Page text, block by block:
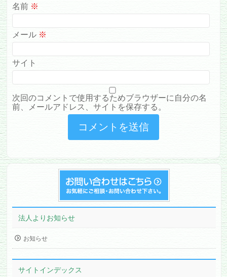
名前 ※
メール ※
サイト
次回のコメントで使用するためブラウザーに自分の名
前、メールアドレス、サイトを保存する。
法人よりお知らせ
お知らせ
サイトインデックス